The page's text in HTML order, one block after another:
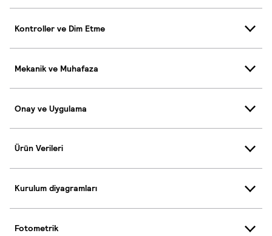
Kontroller ve Dim Etme
Mekanik ve Muhafaza
Onay ve Uygulama
Ürün Verileri
Kurulum diyagramları
Fotometrik